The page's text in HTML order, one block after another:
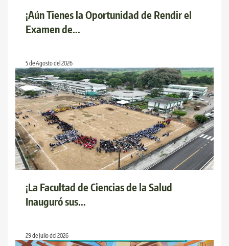
¡Aún Tienes la Oportunidad de Rendir el
Examen de...
5 de Agosto del 2026
¡La Facultad de Ciencias de la Salud
Inauguró sus...
29 de Julio del 2026